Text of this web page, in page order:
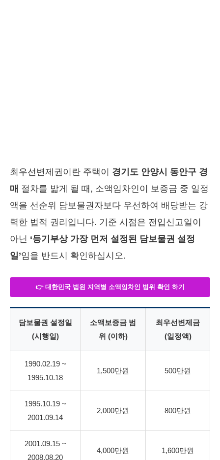
최우선변제권이란 주택이 경기도 안양시 동안구 경
매 절차를 밟게 될 때, 소액임차인이 보증금 중 일정
액을 선순위 담보물권자보다 우선하여 배당받는 강
력한 법적 권리입니다. 기준 시점은 전입신고일이
아닌 ‘등기부상 가장 먼저 설정된 담보물권 설정
일’임을 반드시 확인하십시오.
👉 대한민국 법원 지역별 소액임차인 범위 확인 하기
담보물권 설정일
(시행일)
소액보증금 범
위 (이하)
최우선변제금
(일정액)
1990.02.19 ~
1995.10.18
1,500만원 500만원
1995.10.19 ~
2001.09.14
2,000만원 800만원
2001.09.15 ~
2008.08.20
4,000만원 1,600만원